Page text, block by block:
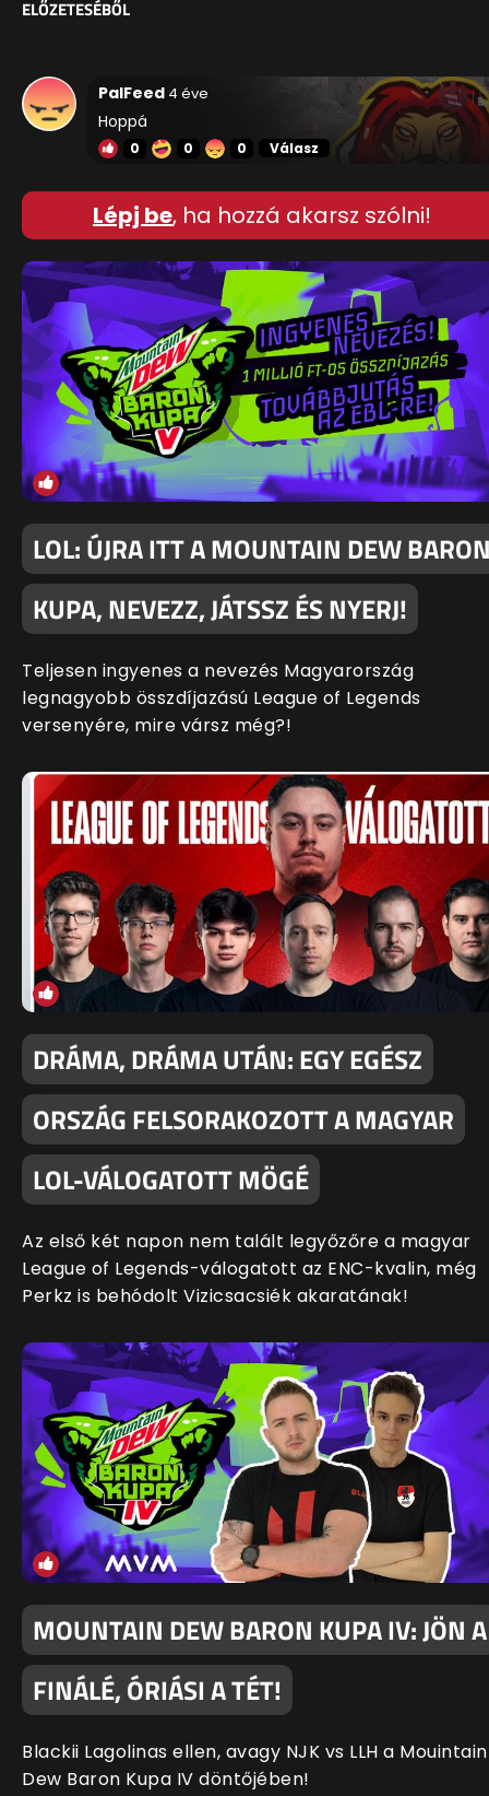
ELŐZETESÉBŐL
PalFeed 4 éve
Hoppá
0 0 0 Válasz
Lépj be, ha hozzá akarsz szólni!
LOL: ÚJRA ITT A MOUNTAIN DEW
KUPA, NEVEZZ, JÁTSSZ ÉS NYERJ!
Teljesen ingyenes a nevezés Magyarország
legnagyobb összdíjazású League of Legends
versenyére, mire vársz még?!
DRÁMA, DRÁMA UTÁN: EGY EGÉSZ
ORSZÁG FELSORAKOZOTT A MAGYAR
LOL-VÁLOGATOTT MÖGÉ
Az első két napon nem talált legyőzőre a magyar
League of Legends-válogatott az ENC-kvalin, még
Perkz is behódolt Vizicsacsiék akaratának!
MOUNTAIN DEW BARON KUPA IV: JÖN A
FINÁLÉ, ÓRIÁSI A TÉT!
Blackii Lagolinas ellen, avagy NJK vs LLH a Mouintain
Dew Baron Kupa IV döntőjében!